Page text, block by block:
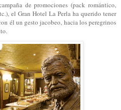
de promociones (pack romántico,
el Gran Hotel La Perla ha querido tener
él un gesto jacobeo, hacia los peregrinos